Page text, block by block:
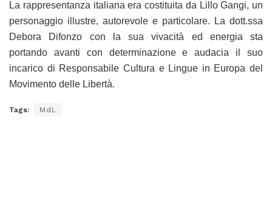
La rappresentanza italiana era costituita da Lillo Gangi, un
personaggio illustre, autorevole e particolare. La dott.ssa
Debora Difonzo con la sua vivacità ed energia sta
portando avanti con determinazione e audacia il suo
incarico di Responsabile Cultura e Lingue in Europa del
Movimento delle Libertà.
Tags: MdL